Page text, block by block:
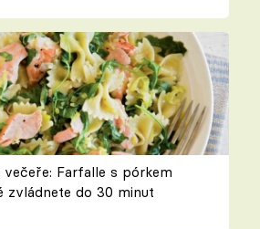
večeře: Farfalle s pórkem
zvládnete do 30 minut